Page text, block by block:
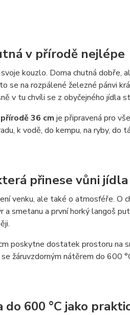
v přírodě nejlépe
kouzlo. Doma chutná dobře,
se na rozpálené železné pánvi
v tu chvíli se z obyčejného jídla
36 cm je připravená pro
k vodě, do kempu, na ryby,
přinese vůni
venku, ale také o atmosféře.
a smetanu a první horký langoš
poskytne dostatek prostoru na
žáruvzdorným nátěrem do 600
600 °C jako